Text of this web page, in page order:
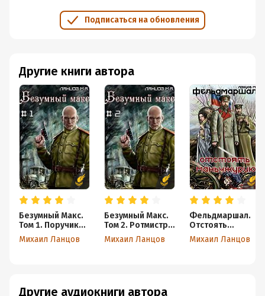
Подписаться на обновления
Другие книги автора
Безумный Макс.
Том 1. Поручик
Империи
Михаил Ланцов
Безумный Макс.
Том 2. Ротмистр
Империи
Михаил Ланцов
Фельдмаршал.
Отстоять
Маньчжурию!
Михаил Ланцов
Другие аудиокниги автора